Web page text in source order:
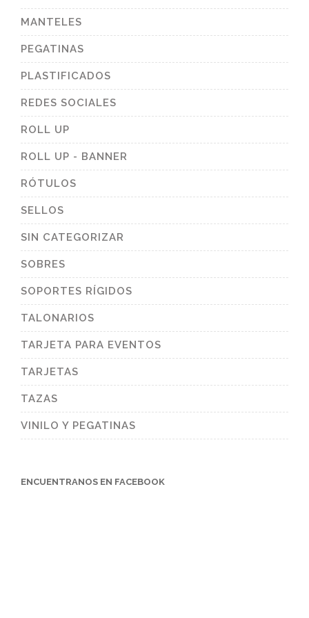
MANTELES
PEGATINAS
PLASTIFICADOS
REDES SOCIALES
ROLL UP
ROLL UP - BANNER
RÓTULOS
SELLOS
SIN CATEGORIZAR
SOBRES
SOPORTES RÍGIDOS
TALONARIOS
TARJETA PARA EVENTOS
TARJETAS
TAZAS
VINILO Y PEGATINAS
ENCUENTRANOS EN FACEBOOK